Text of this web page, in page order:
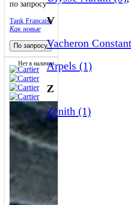
V
Vacheron
Arpels (1)
Z
Zenith (1)
по запросу
Tank Francaise
Как новые
По запросу
Нет в наличии